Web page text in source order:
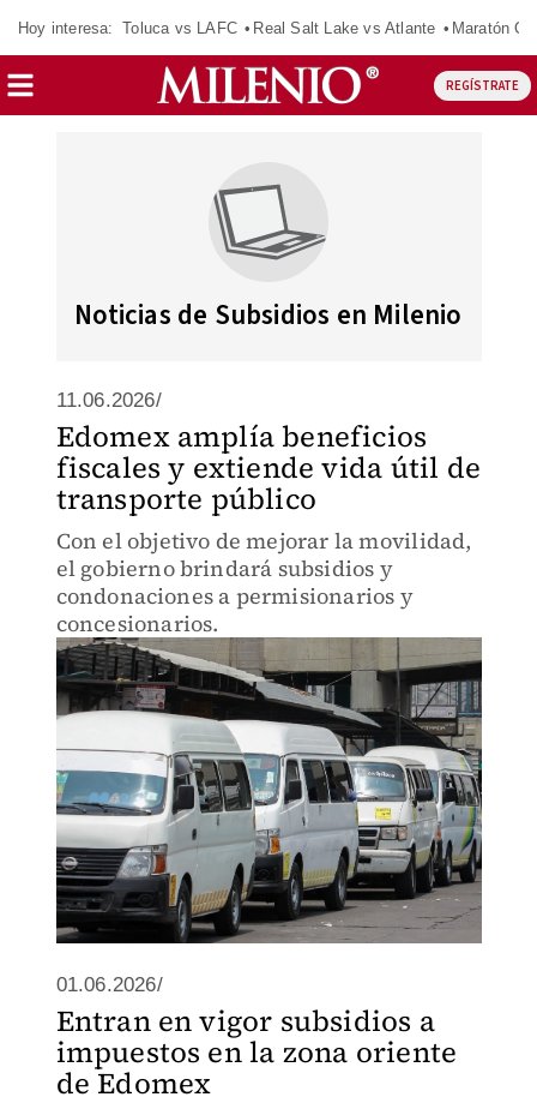
Hoy interesa: Toluca vs LAFC Real Salt Lake vs Atlante Maratón
REGÍSTRATE
Noticias de Subsidios en Milenio
11.06.2026/
Edomex amplía beneficios
fiscales y extiende vida útil de
transporte público
Con el objetivo de mejorar la movilidad,
el gobierno brindará subsidios y
condonaciones a permisionarios y
concesionarios.
01.06.2026/
Entran en vigor subsidios a
impuestos en la zona oriente
de Edomex